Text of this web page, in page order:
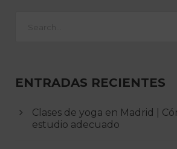
ENTRADAS RECIENTES
Clases de yoga en Madrid |
estudio adecuado